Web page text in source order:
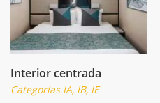
Interior centrada
Categorías IA, IB, IE